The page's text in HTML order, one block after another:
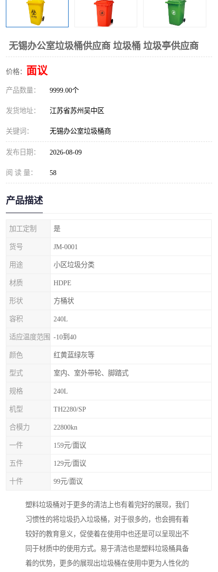
无锡办公室垃圾桶供应商 垃圾桶 垃圾亭供应商
价格： 面议
产品数量： 9999.00个
发货地址： 江苏省苏州吴中区
关键词： 无锡办公室垃圾桶商
发布日期： 2026-08-09
阅 读 量： 58
产品描述
加工定制 是
货号 JM-0001
用途 小区垃圾分类
材质 HDPE
形状 方桶状
容积 240L
适应温度范围 -10到40
颜色 红黄蓝绿灰等
型式 室内、室外带轮、脚踏式
规格 240L
机型 TH2280/SP
合模力 22800kn
一件 159元/面议
五件 129元/面议
十件 99元/面议
塑料垃圾桶对于更多的清洁上也有着完好的展现，我们
习惯性的将垃圾扔入垃圾桶，对于很多的，也会拥有着
较好的教育意义，促使着在使用中也还是可以呈现出不
同于材质中的使用方式。易于清洁也是塑料垃圾桶具备
着的优势，更多的展现出垃圾桶在使用中更为人性化的